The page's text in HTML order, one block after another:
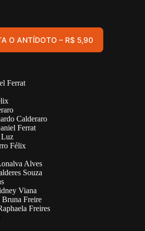
O ANTÍDOTO – R$ 5,90
Ferrat
Calderaro
Ferrat
Luz
Félix
Alves
Souza
Viana
Bruna Freire
Freires